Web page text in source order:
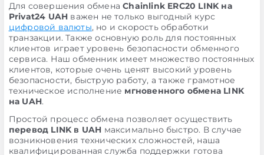
Для совершения обменаChainlink ERC20 LINK на
Privat24 UAH важен не только выгодный курс
цифровой валюты, но и скорость обработки
транзакции. Также основную роль для постоянных
клиентов играет уровень безопасности обменного
сервиса. Наш обменник имеет множество постоянных
клиентов, которые очень ценят высокий уровень
безопасности, быструю работу, а также грамотное
техническое исполнение мгновенного обмена LINK
на UAH.
Простой процесс обмена позволяет осуществить
перевод LINK в UAH максимально быстро. В случае
возникновения технических сложностей, наша
квалифицированная служба поддержки готова